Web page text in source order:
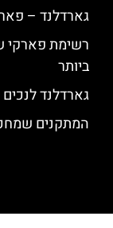
גארדלנד –
רשימת פארקי
ביותר
גארדלנד לנכים
המתקנים